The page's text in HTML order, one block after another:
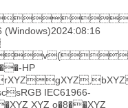
HP
IEC61966-
XYZ o�8��XYZ